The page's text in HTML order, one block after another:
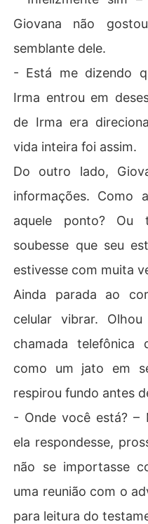
Giovana não
semblante dele.
- Está me dizendo
Irma entrou em
de Irma era
vida inteira foi assim.
Do outro lado,
informações. Como
aquele ponto? Ou
soubesse que seu
estivesse com muita
Ainda parada ao
celular vibrar.
chamada
como um jato em
respirou fundo antes
- Onde você está? –
ela respondesse,
não se importasse
uma reunião com o
para leitura do